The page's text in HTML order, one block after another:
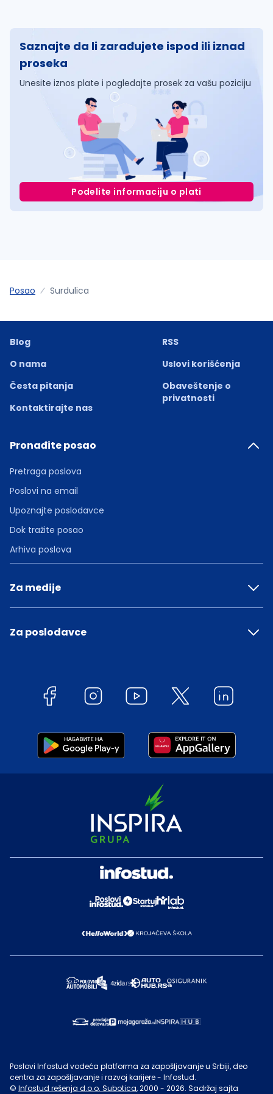
Saznajte da li zarađujete ispod ili iznad
proseka
Unesite iznos plate i pogledajte prosek za vašu poziciju
Podelite informaciju o plati
Posao Surdulica
Blog
O nama
Česta pitanja
Kontaktirajte nas
RSS
Uslovi korišćenja
Obaveštenje o
privatnosti
Pronađite posao
Pretraga poslova
Poslovi na email
Upoznajte poslodavce
Dok tražite posao
Arhiva poslova
Za medije
Za poslodavce
Poslovi Infostud vodeća platforma za zapošljavanje u Srbiji, deo
centra za zapošljavanje i razvoj karijere - Infostud.
© Infostud rešenja d.o.o. Subotica, 2000 - 2026. Sadržaj sajta